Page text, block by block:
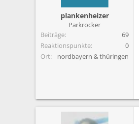
plankenheizer
Parkrocker
Beiträge
69
Reaktionspunkte
0
Ort
nordbayern & thüringen